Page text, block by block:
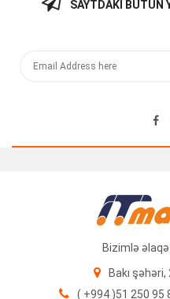
Fiberoptik 20m SM LC-UPC
SAYTDAKI BÜTÜN
Bizimlə
Bakı
( +994 )51 250 95